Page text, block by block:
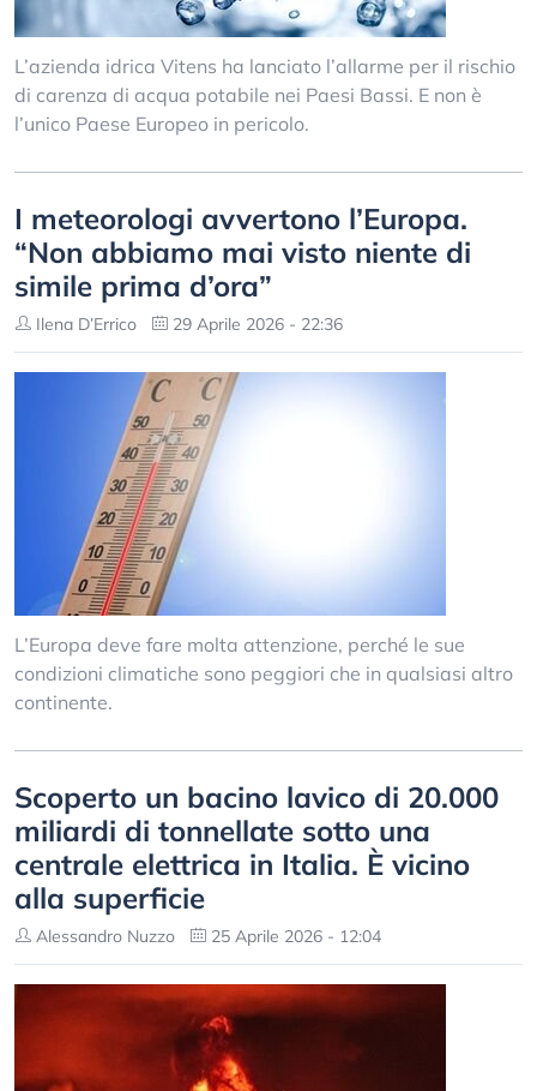
L’azienda idrica Vitens ha lanciato l’allarme per il rischio
di carenza di acqua potabile nei Paesi Bassi. E non è
l’unico Paese Europeo in pericolo.
I meteorologi avvertono l’Europa.
“Non abbiamo mai visto niente di
simile prima d’ora”
Ilena D’Errico 29 Aprile 2026 - 22:36
L’Europa deve fare molta attenzione, perché le sue
condizioni climatiche sono peggiori che in qualsiasi altro
continente.
Scoperto un bacino lavico di 20.000
miliardi di tonnellate sotto una
centrale elettrica in Italia. È vicino
alla superficie
Alessandro Nuzzo 25 Aprile 2026 - 12:04